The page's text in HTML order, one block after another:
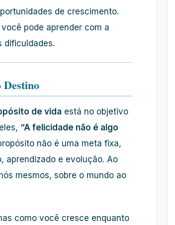
de crescimento.
pode aprender com a
dificuldades.
de vida está no objetivo
“A felicidade não é algo
não é uma meta fixa,
aprendizado e evolução. Ao
mesmos, sobre o mundo ao
como você cresce enquanto